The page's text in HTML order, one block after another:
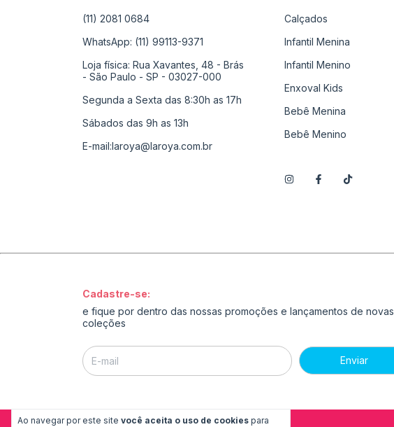
Ao navegar por este site você aceita o uso de cookies para
(11) 2081 0684
WhatsApp: (11) 99113-9371
Loja física: Rua Xavantes, 48 - Brás
- São Paulo - SP - 03027-000
Segunda a Sexta das 8:30h as 17h
Sábados das 9h as 13h
E-mail:laroya@laroya.com.br
Calçados
Infantil Menina
Infantil Menino
Enxoval Kids
Bebê Menina
Bebê Menino
Cadastre-se:
e fique por dentro das nossas promoções e lançamentos de novas
coleções